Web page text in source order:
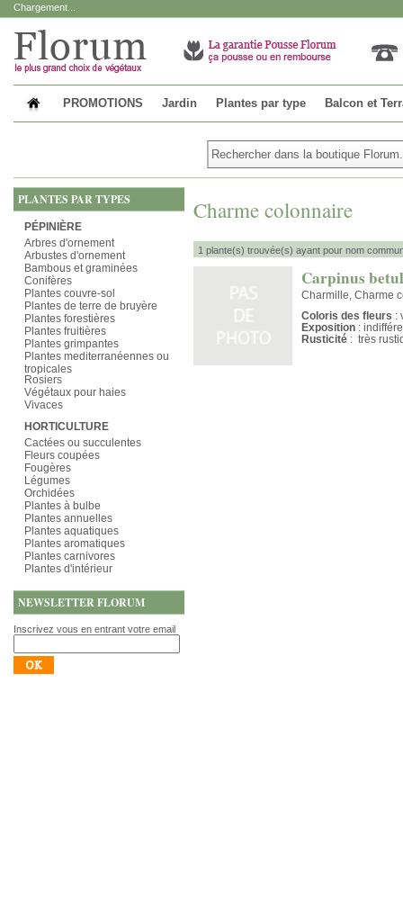
Chargement...
PROMOTIONS Jardin Plantes par type Balcon et
PLANTES PAR TYPES
PÉPINIÈRE
Arbres d'ornement
Arbustes d'ornement
Bambous et graminées
Conifères
Plantes couvre-sol
Plantes de terre de bruyère
Plantes forestières
Plantes fruitières
Plantes grimpantes
Plantes mediterranéennes ou
tropicales
Rosiers
Végétaux pour haies
Vivaces
HORTICULTURE
Cactées ou succulentes
Fleurs coupées
Fougères
Légumes
Orchidées
Plantes à bulbe
Plantes annuelles
Plantes aquatiques
Plantes aromatiques
Plantes carnivores
Plantes d'intérieur
NEWSLETTER FLORUM
Inscrivez vous en entrant votre email
Charme colonnaire
1 plante(s) trouvée(s) ayant pour nom
Carpinus
Charmille, Charme
Coloris des fleurs :
Exposition :
Rusticité : très